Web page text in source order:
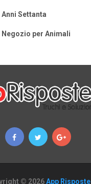
Settanta
per Animali
© 2026App Risposte